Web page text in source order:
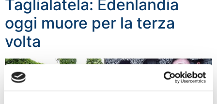
Taglialatela: Edenlandia
oggi muore per la terza
volta